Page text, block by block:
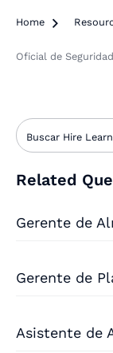
Home 
Oficial de Seguridad
Related
Gerente de
Gerente de
Asistente de